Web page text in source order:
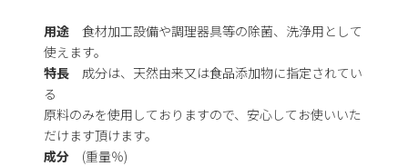
用途 食材加工設備や調理器具等の除菌、洗浄用として
使えます。
特長 成分は、天然由来又は食品添加物に指定されてい
る
原料のみを使用しておりますので、安心してお使いいた
だけます頂けます。
成分 (重量％)